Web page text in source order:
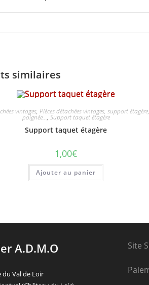
similaires
vintages, Pièces détachées vintages, support
poignée..., Support taquet étagère
Support taquet étagère
1,00€
Ajouter au panier
A.D.M.O
du Val de Loir
Site